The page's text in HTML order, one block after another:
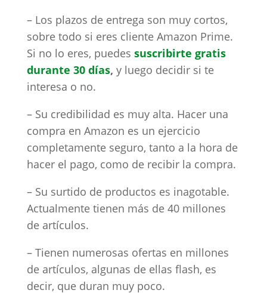
– Los plazos de entrega son muy cortos,
sobre todo si eres cliente Amazon Prime.
Si no lo eres, puedes suscribirte gratis
durante 30 días, y luego decidir si te
interesa o no.
– Su credibilidad es muy alta. Hacer una
compra en Amazon es un ejercicio
completamente seguro, tanto a la hora de
hacer el pago, como de recibir la compra.
– Su surtido de productos es inagotable.
Actualmente tienen más de 40 millones
de artículos.
– Tienen numerosas ofertas en millones
de artículos, algunas de ellas flash, es
decir, que duran muy poco.